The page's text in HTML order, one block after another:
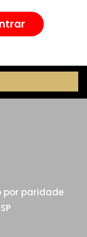
por paridade